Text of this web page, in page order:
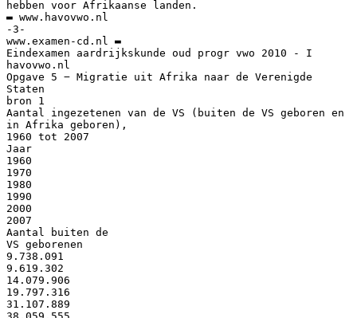
hebben voor Afrikaanse landen.
▬ www.havovwo.nl
-3-
www.examen-cd.nl ▬
Eindexamen aardrijkskunde oud progr vwo 2010 - I
havovwo.nl
Opgave 5 − Migratie uit Afrika naar de Verenigde
Staten
bron 1
Aantal ingezetenen van de VS (buiten de VS geboren en
in Afrika geboren),
1960 tot 2007
Jaar
1960
1970
1980
1990
2000
2007
Aantal buiten de
VS geborenen
9.738.091
9.619.302
14.079.906
19.797.316
31.107.889